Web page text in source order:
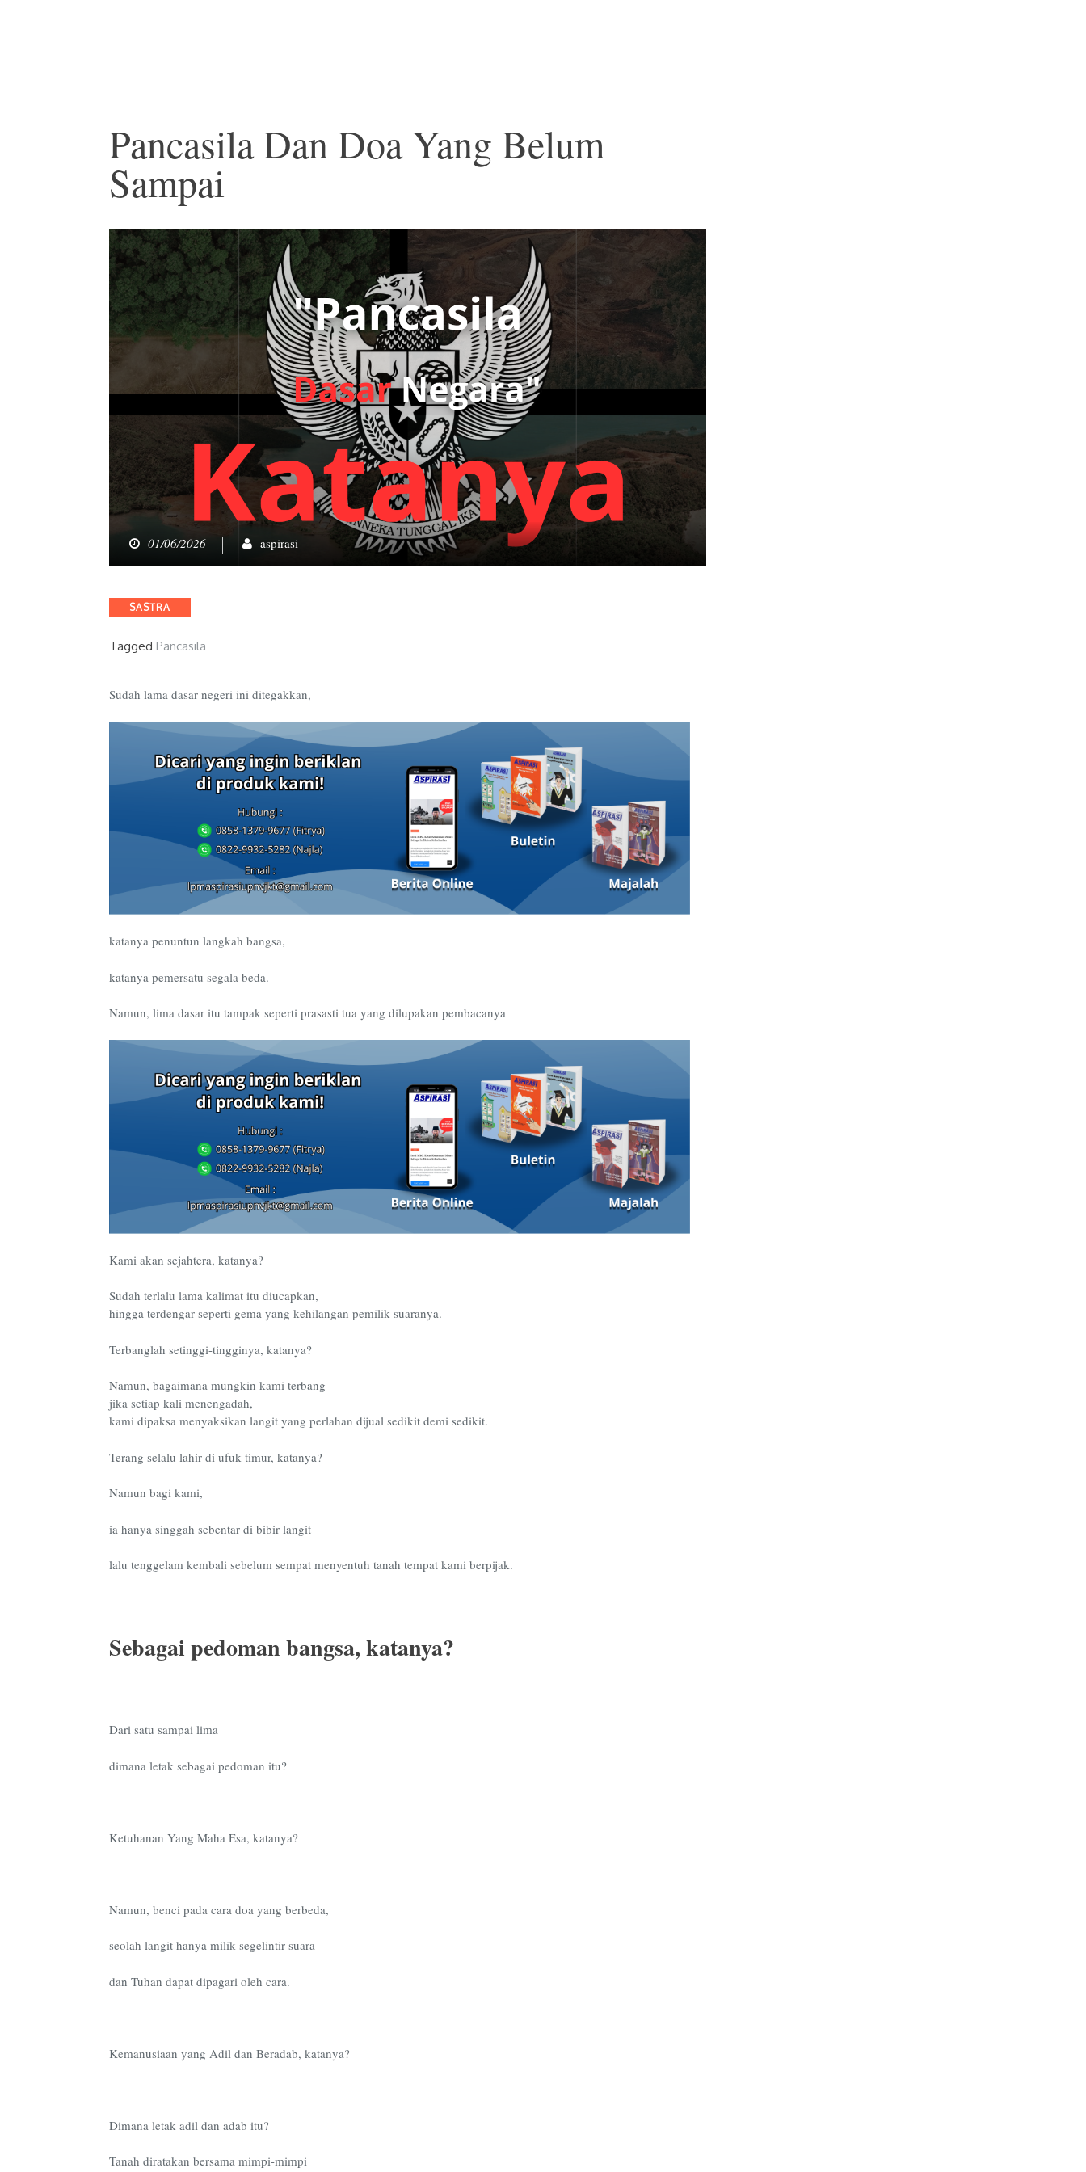
Pancasila Dan Doa Yang Belum
Sampai
01/06/2026 aspirasi
Categories
SASTRA
Tagged Pancasila
Sudah lama dasar negeri ini ditegakkan,
katanya penuntun langkah bangsa,
katanya pemersatu segala beda.
Namun, lima dasar itu tampak seperti prasasti tua yang dilupakan pembacanya
Kami akan sejahtera, katanya?
Sudah terlalu lama kalimat itu diucapkan,
hingga terdengar seperti gema yang kehilangan pemilik suaranya.
Terbanglah setinggi-tingginya, katanya?
Namun, bagaimana mungkin kami terbang
jika setiap kali menengadah,
kami dipaksa menyaksikan langit yang perlahan dijual sedikit demi sedikit.
Terang selalu lahir di ufuk timur, katanya?
Namun bagi kami,
ia hanya singgah sebentar di bibir langit
lalu tenggelam kembali sebelum sempat menyentuh tanah tempat kami berpijak.
Sebagai pedoman bangsa, katanya?
Dari satu sampai lima
dimana letak sebagai pedoman itu?
Ketuhanan Yang Maha Esa, katanya?
Namun, benci pada cara doa yang berbeda,
seolah langit hanya milik segelintir suara
dan Tuhan dapat dipagari oleh cara.
Kemanusiaan yang Adil dan Beradab, katanya?
Dimana letak adil dan adab itu?
Tanah diratakan bersama mimpi-mimpi